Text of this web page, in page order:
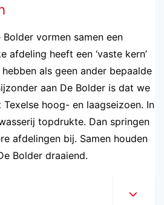
vormen samen een
afdeling heeft een ‘vaste kern’
als geen ander bepaalde
aan De Bolder is dat we
hoog- en laagseizoen. In
topdrukte. Dan springen
afdelingen bij. Samen houden
Bolder draaiend.